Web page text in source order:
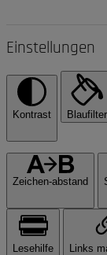
Einstellungen
Kontrast Blaufilter
Zeichen-abstand
Lesehilfe Links